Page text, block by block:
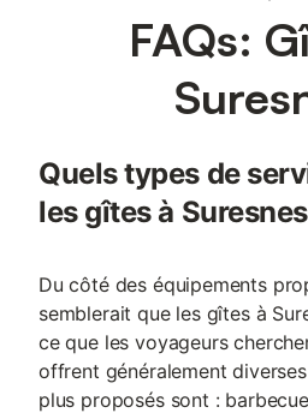
pas admis. La gare et les transports
400 m, facilitant vos déplacements
commodités locales telles que
FAQs:
Quels types de
les gîtes à
Du côté des équipements
semblerait que les gîtes à
ce que les voyageurs
offrent généralement
plus proposés sont :